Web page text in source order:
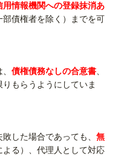
情報機関への登録抹消あ
部債権者を除く）までを可
、 債権債務なしの合意書、
りもらうようにしていま
した場合であっても、 無
よる）、代理人として対応